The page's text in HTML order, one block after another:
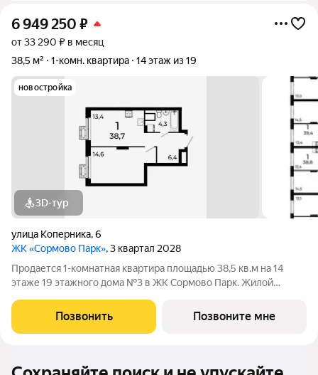
6 949 250 ₽
от 33 290 ₽ в месяц
38,5 м²
1-комн. квартира 14 этаж из 19
новостройка
3D-тур
улица Коперника,6
ЖК «Сормово Парк», 3 квартал 2028
Продается 1-комнатная квартира площадью 38,5 кв.м на 14
этаже 19 этажного дома №3 в ЖК Сормово Парк. Жилой
центральной локации Сормовского района Нижнего
Новгорода. В окружении комплекса Сормовский
Позвонить Позвоните мне